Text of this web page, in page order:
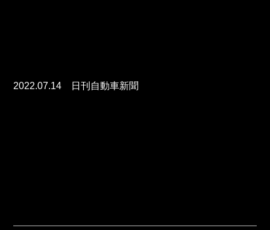
2022.07.14　日刊自動車新聞